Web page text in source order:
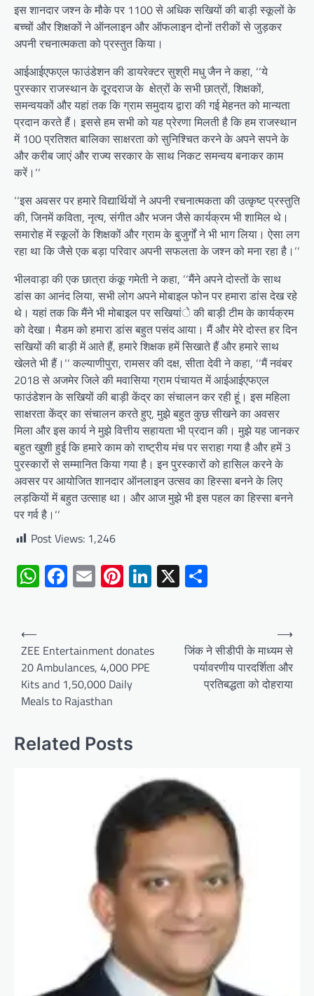
इस शानदार जश्न के मौके पर 1100 से अधिक सखियों की बाड़ी स्कूलों के
बच्चों और शिक्षकों ने ऑनलाइन और ऑफलाइन दोनों तरीकों से जुड़कर
अपनी रचनात्मकता को प्रस्तुत किया।
आईआईएफएल फाउंडेशन की डायरेक्टर सुश्री मधु जैन ने कहा, ‘‘ये
पुरस्कार राजस्थान के दूरदराज के क्षेत्रों के सभी छात्रों, शिक्षकों,
समन्वयकों और यहां तक कि ग्राम समुदाय द्वारा की गई मेहनत को मान्यता
प्रदान करते हैं। इससे हम सभी को यह प्रेरणा मिलती है कि हम राजस्थान
में 100 प्रतिशत बालिका साक्षरता को सुनिश्चित करने के अपने सपने के
और करीब जाएं और राज्य सरकार के साथ निकट समन्वय बनाकर काम
करें।‘‘
‘‘इस अवसर पर हमारे विद्यार्थियों ने अपनी रचनात्मकता की उत्कृष्ट प्रस्तुति
की, जिनमें कविता, नृत्य, संगीत और भजन जैसे कार्यक्रम भी शामिल थे।
समारोह में स्कूलों के शिक्षकों और ग्राम के बुजुर्गों ने भी भाग लिया। ऐसा लग
रहा था कि जैसे एक बड़ा परिवार अपनी सफलता के जश्न को मना रहा है।‘‘
भीलवाड़ा की एक छात्रा कंकू गमेती ने कहा, ‘‘मैंने अपने दोस्तों के साथ
डांस का आनंद लिया, सभी लोग अपने मोबाइल फोन पर हमारा डांस देख रहे
थे। यहां तक कि मैंने भी मोबाइल पर सखियांे की बाड़ी टीम के कार्यक्रम
को देखा। मैडम को हमारा डांस बहुत पसंद आया। मैं और मेरे दोस्त हर दिन
सखियों की बाड़ी में आते हैं, हमारे शिक्षक हमें सिखाते हैं और हमारे साथ
खेलते भी हैं।‘‘ कल्याणीपुरा, रामसर की दक्ष, सीता देवी ने कहा, ‘‘मैं नवंबर
2018 से अजमेर जिले की मवासिया ग्राम पंचायत में आईआईएफएल
फाउंडेशन के सखियों की बाड़ी केंद्र का संचालन कर रही हूं। इस महिला
साक्षरता केंद्र का संचालन करते हुए, मुझे बहुत कुछ सीखने का अवसर
मिला और इस कार्य ने मुझे वित्तीय सहायता भी प्रदान की। मुझे यह जानकर
बहुत खुशी हुई कि हमारे काम को राष्ट्रीय मंच पर सराहा गया है और हमें 3
पुरस्कारों से सम्मानित किया गया है। इन पुरस्कारों को हासिल करने के
अवसर पर आयोजित शानदार ऑनलाइन उत्सव का हिस्सा बनने के लिए
लड़कियों में बहुत उत्साह था। और आज मुझे भी इस पहल का हिस्सा बनने
पर गर्व है।‘‘
Post Views: 1,246
WhatsApp
Facebook
EmailPinterest
LinkedIn
X
Post
navigation
⟵
ZEE Entertainment donates
20 Ambulances, 4,000 PPE
Kits and 1,50,000 Daily
Meals to Rajasthan
जिंक ने सीडीपी के माध्यम से
पर्यावरणीय पारदर्शिता और
प्रतिबद्धता को दोहराया
⟶
Related Posts